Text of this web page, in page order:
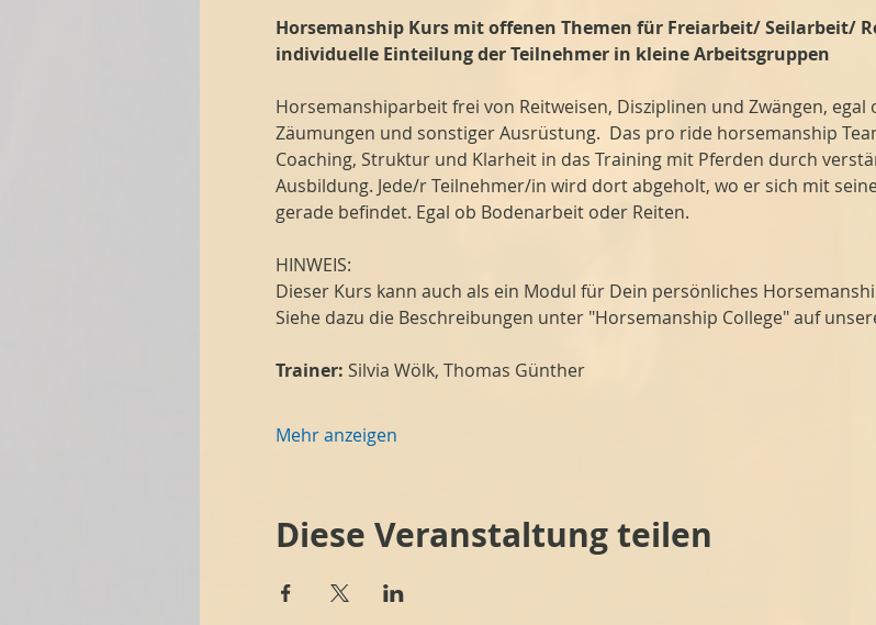
Horsemanship Kurs mit offenen Themen für Freiarbeit/ Seilarbeit/
individuelle Einteilung der Teilnehmer in kleine Arbeitsgruppen
Horsemanshiparbeit frei von Reitweisen, Disziplinen und Zwängen,
Zäumungen und sonstiger Ausrüstung.  Das pro ride horsemanship
Coaching, Struktur und Klarheit in das Training mit Pferden durch
Ausbildung. Jede/r Teilnehmer/in wird dort abgeholt, wo er sich mit
gerade befindet. Egal ob Bodenarbeit oder Reiten.
HINWEIS:
Dieser Kurs kann auch als ein Modul für Dein persönliches
Siehe dazu die Beschreibungen unter "Horsemanship College" auf
Trainer: Silvia Wölk, Thomas Günther
Mehr anzeigen
Diese Veranstaltung teilen